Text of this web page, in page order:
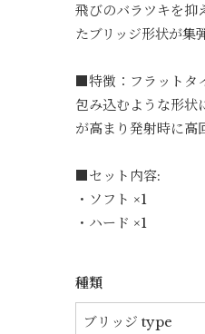
飛びのバラツキを抑
たブリッジ形状が集
■特徴：フラットタ
包み込むような形状
が高まり発射時に高
■セット内容:
・ソフト ×1
・ハード ×1
種類